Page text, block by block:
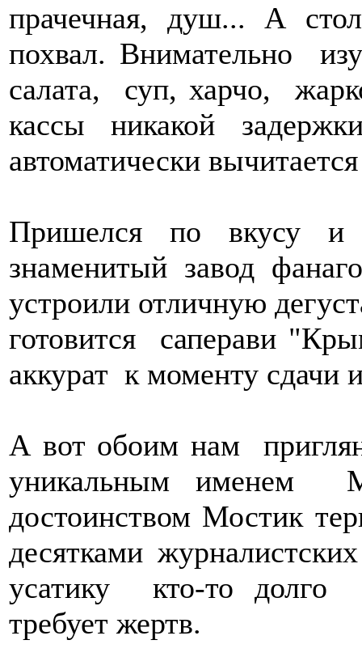
прачечная, душ... А
похвал. Внимательно
салата, суп, харчо,
кассы никакой
автоматически
Пришелся по вкусу
знаменитый завод
устроили отличную
готовится саперави
аккурат к моменту сдачи
А вот обоим нам
уникальным именем
достоинством Мостик
десятками
усатику кто-то долго
требует жертв.